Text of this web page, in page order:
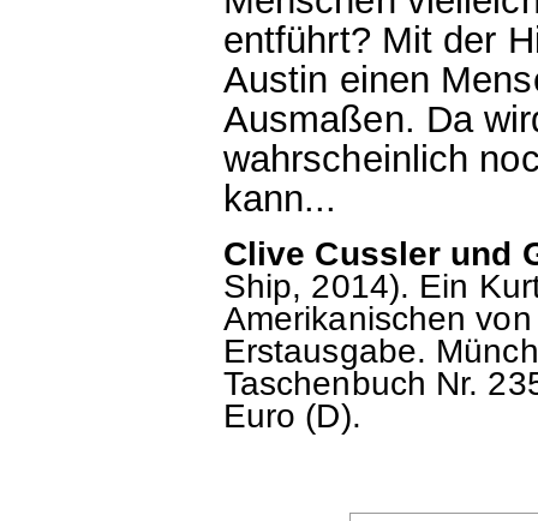
entführt? Mit der
Austin einen
Ausmaßen. Da
wahrscheinlich
kann...
Clive Cussler und
Ship, 2014). Ein
Amerikanischen
Erstausgabe.
Taschenbuch Nr.
Euro (D).